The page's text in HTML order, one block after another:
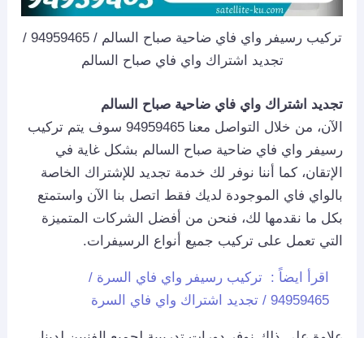
تركيب رسيفر واي فاي ضاحية صباح السالم / 94959465 /
تجديد اشتراك واي فاي صباح السالم
تجديد اشتراك واي فاي ضاحية صباح السالم
الآن، من خلال التواصل معنا 94959465 سوف يتم تركيب
رسيفر واي فاي ضاحية صباح السالم بشكل غاية في
الإتقان، كما أننا نوفر لك خدمة تجديد للإشتراك الخاصة
بالواي فاي الموجودة لديك فقط اتصل بنا الآن واستمتع
بكل ما نقدمها لك، فنحن من أفضل الشركات المتميزة
التي تعمل على تركيب جميع أنواع الرسيفرات.
اقرأ ايضاً : تركيب رسيفر واي فاي السرة /
94959465 / تجديد اشتراك واي فاي السرة